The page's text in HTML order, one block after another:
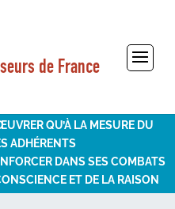
de France
QU’À LA MESURE DU
ADHÉRENTS
DANS SES COMBATS
ET DE LA RAISON